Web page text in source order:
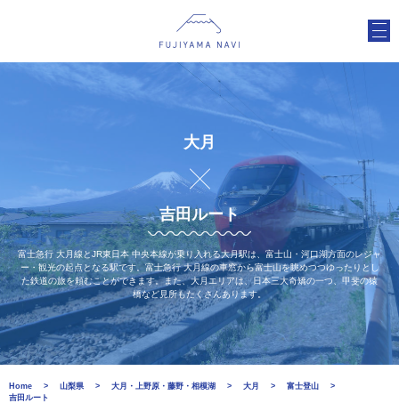
大月
吉田ルート
富士急行 大月線とJR東日本 中央本線が乗り入れる大月駅は、富士山・河口湖方面のレジャ
ー・観光の起点となる駅です。富士急行 大月線の車窓から富士山を眺めつつゆったりとし
た鉄道の旅を頼むことができます。また、大月エリアは、日本三大奇矯の一つ、甲斐の猿
橋など見所もたくさんあります。
Home 山梨県 大月・上野原・藤野・相模湖 大月
富士登山
吉田ルート